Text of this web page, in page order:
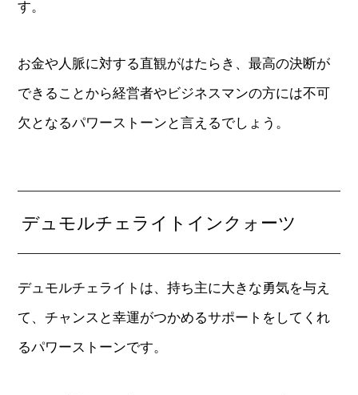
す。
お金や人脈に対する直観がはたらき、最高の決断が
できることから経営者やビジネスマンの方には不可
欠となるパワーストーンと言えるでしょう。
デュモルチェライトインクォーツ
デュモルチェライトは、持ち主に大きな勇気を与え
て、チャンスと幸運がつかめるサポートをしてくれ
るパワーストーンです。